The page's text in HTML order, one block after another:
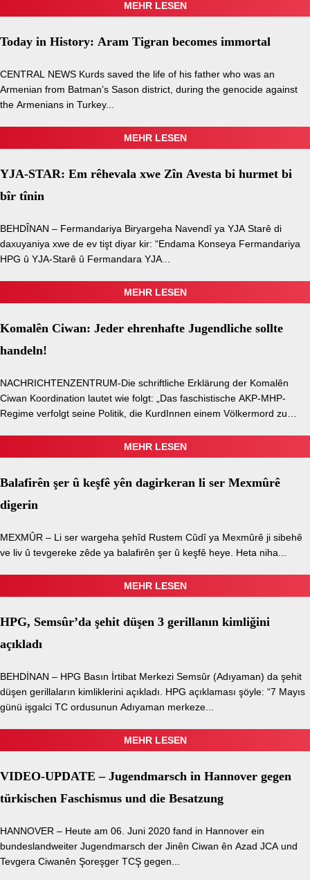
MEHR LESEN
Today in History: Aram Tigran becomes immortal
CENTRAL NEWS Kurds saved the life of his father who was an
Armenian from Batman’s Sason district, during the genocide against
the Armenians in Turkey...
MEHR LESEN
YJA-STAR: Em rêhevala xwe Zîn Avesta bi hurmet bi
bîr tînin
BEHDÎNAN – Fermandariya Biryargeha Navendî ya YJA Starê di
daxuyaniya xwe de ev tişt diyar kir: “Endama Konseya Fermandariya
HPG û YJA-Starê û Fermandara YJA...
MEHR LESEN
Komalên Ciwan: Jeder ehrenhafte Jugendliche sollte
handeln!
NACHRICHTENZENTRUM-Die schriftliche Erklärung der Komalên
Ciwan Koordination lautet wie folgt: „Das faschistische AKP-MHP-
Regime verfolgt seine Politik, die KurdInnen einem Völkermord zu
MEHR LESEN
Balafirên şer û keşfê yên dagirkeran li ser Mexmûrê
digerin
MEXMÛR – Li ser wargeha şehîd Rustem Cûdî ya Mexmûrê ji sibehê
ve liv û tevgereke zêde ya balafirên şer û keşfê heye. Heta niha...
MEHR LESEN
HPG, Semsûr’da şehit düşen 3 gerillanın kimliğini
açıkladı
BEHDİNAN – HPG Basın İrtibat Merkezi Semsûr (Adıyaman) da şehit
düşen gerillaların kimliklerini açıkladı. HPG açıklaması şöyle: “7 Mayıs
günü işgalci TC ordusunun Adıyaman merkeze...
MEHR LESEN
VIDEO-UPDATE – Jugendmarsch in Hannover gegen
türkischen Faschismus und die Besatzung
HANNOVER – Heute am 06. Juni 2020 fand in Hannover ein
bundeslandweiter Jugendmarsch der Jinên Ciwan ên Azad JCA und
Tevgera Ciwanên Şoreşger TCŞ gegen...